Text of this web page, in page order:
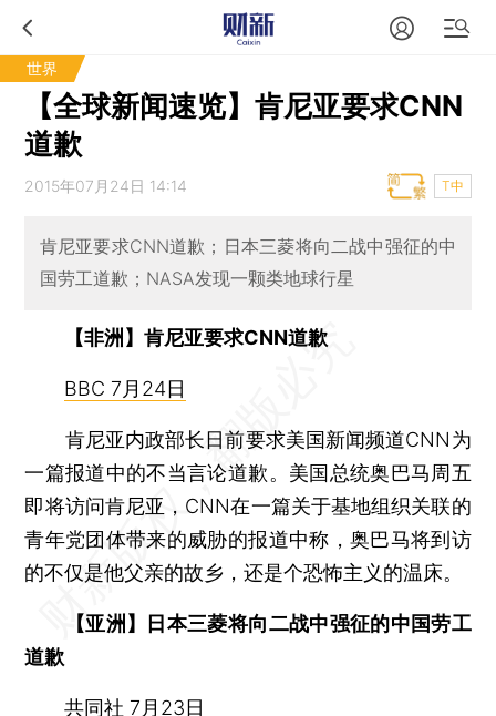
世界
【全球新闻速览】肯尼亚要求CNN
道歉
2015年07月24日 14:14 T中
肯尼亚要求CNN道歉；日本三菱将向二战中强征的中
国劳工道歉；NASA发现一颗类地球行星
【非洲】肯尼亚要求CNN道歉
BBC 7月24日
肯尼亚内政部长日前要求美国新闻频道CNN为
一篇报道中的不当言论道歉。美国总统奥巴马周五
即将访问肯尼亚，CNN在一篇关于基地组织关联的
青年党团体带来的威胁的报道中称，奥巴马将到访
的不仅是他父亲的故乡，还是个恐怖主义的温床。
【亚洲】日本三菱将向二战中强征的中国劳工
道歉
共同社 7月23日